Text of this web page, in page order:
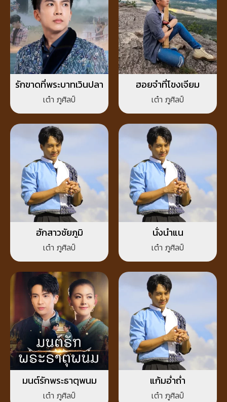
รักขาดที่พระบาทเวินปลา
เต๋า ภูศิลป์
ฮอยจำที่โขงเจียม
เต๋า ภูศิลป์
ฮักสาวชัยภูมิ
เต๋า ภูศิลป์
นั่งนำแน
เต๋า ภูศิลป์
มนต์รักพระธาตุพนม
เต๋า ภูศิลป์
แก้มอ่ำถ่ำ
เต๋า ภูศิลป์